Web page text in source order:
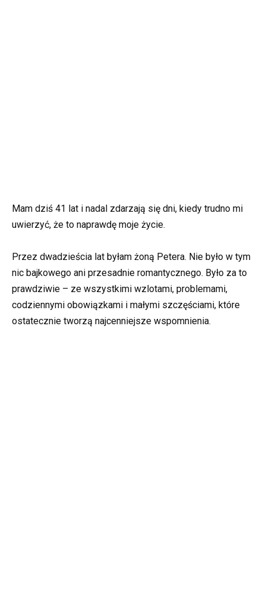
Mam dziś 41 lat i nadal zdarzają się dni, kiedy trudno mi
uwierzyć, że to naprawdę moje życie.
Przez dwadzieścia lat byłam żoną Petera. Nie było w tym
nic bajkowego ani przesadnie romantycznego. Było za to
prawdziwie – ze wszystkimi wzlotami, problemami,
codziennymi obowiązkami i małymi szczęściami, które
ostatecznie tworzą najcenniejsze wspomnienia.